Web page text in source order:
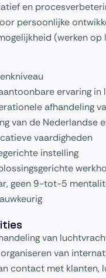
en
persoonlijke
(werken
ervaring
afhandeling
van de Nederlandse
vaardigheden
instelling
geen 9-tot-5
van
van
contact met